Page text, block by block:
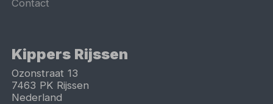
Contact
Kippers Rijssen
Ozonstraat 13
7463 PK Rijssen
Nederland